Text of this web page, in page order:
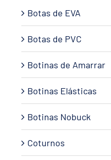
Botas de EVA
Botas de PVC
Botinas de Amarrar
Botinas Elásticas
Botinas Nobuck
Coturnos